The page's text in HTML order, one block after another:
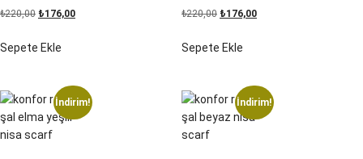
₺220,00 ₺176,00
Sepete Ekle
₺220,00 ₺176,00
Sepete Ekle
İndirim! İndirim!